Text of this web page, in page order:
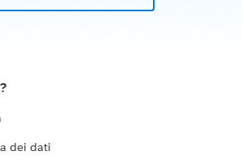
dei dati